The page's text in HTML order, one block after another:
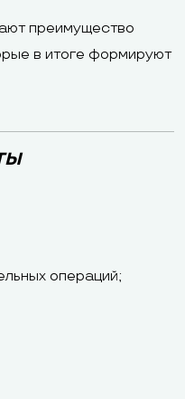
преимущество
в итоге формируют
операций;